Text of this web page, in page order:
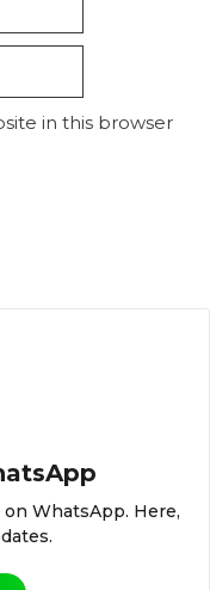
in this browser
WhatsApp. Here,